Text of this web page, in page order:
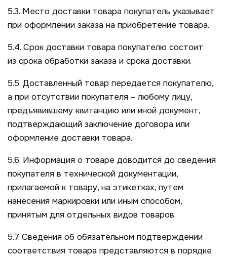
5.3. Место доставки товара покупатель указывает
при оформлении заказа на приобретение товара.
5.4. Срок доставки товара покупателю состоит
из срока обработки заказа и срока доставки.
5.5. Доставленный товар передается покупателю,
а при отсутствии покупателя – любому лицу,
предъявившему квитанцию или иной документ,
подтверждающий заключение договора или
оформление доставки товара.
5.6. Информация о товаре доводится до сведения
покупателя в технической документации,
прилагаемой к товару, на этикетках, путем
нанесения маркировки или иным способом,
принятым для отдельных видов товаров.
5.7. Сведения об обязательном подтверждении
соответствия товара представляются в порядке